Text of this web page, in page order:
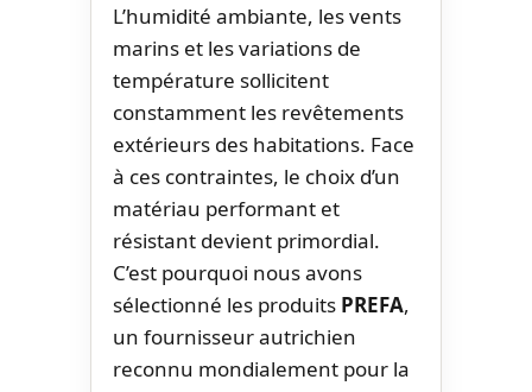
L’humidité ambiante, les vents
marins et les variations de
température sollicitent
constamment les revêtements
extérieurs des habitations. Face
à ces contraintes, le choix d’un
matériau performant et
résistant devient primordial.
C’est pourquoi nous avons
sélectionné les produits PREFA,
un fournisseur autrichien
reconnu mondialement pour la